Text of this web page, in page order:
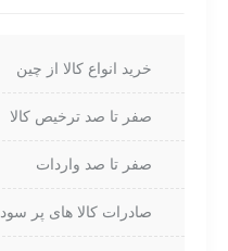
خرید انواع کالا از چین
صفر تا صد ترخیص کالا
صفر تا صد واردات
صادرات کالا های پر سود